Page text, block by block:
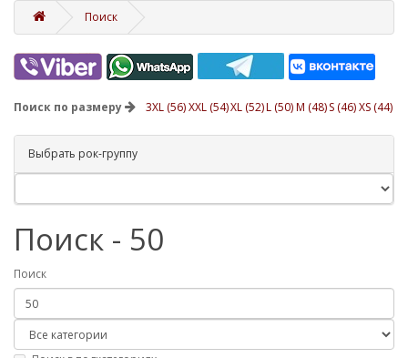
Поиск
Поиск по размеру 3XL (56) XXL (54)XL (52)L (50)M (48) S (46)XS (44)
Выбрать рок-группу
Поиск - 50
Поиск